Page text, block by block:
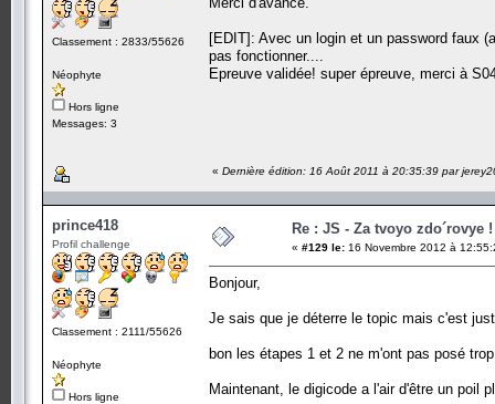
Classement : 2833/55626
Néophyte
Hors ligne
Messages: 3
[EDIT]: Avec un login et un password faux
pas fonctionner....
Epreuve validée! super épreuve, merci à
« Dernière édition: 16 Août 2011 à 20:35:39 par
prince418
Profil challenge
Classement : 2111/55626
Néophyte
Hors ligne
Re : JS - Za tvoyo zdo´rovye !
« #129 le: 16 Novembre 2012 à
Bonjour,
Je sais que je déterre le topic mais c'est
bon les étapes 1 et 2 ne m'ont pas posé
Maintenant, le digicode a l'air d'être un poil